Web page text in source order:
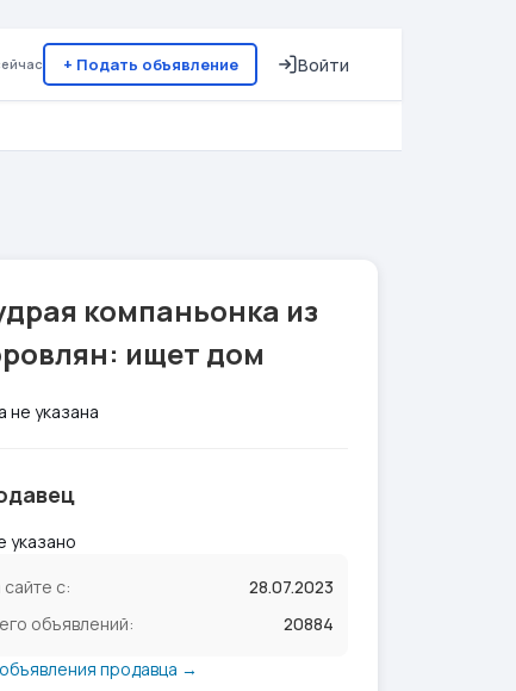
+ Подать объявление Войти
компаньонка из
ищет дом
не указана
указано
сайте с:
28.07.2023
объявлений:
20884
продавца →